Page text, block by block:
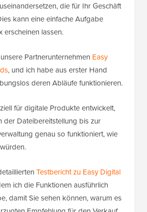
die für Ihr Geschäft
kann eine einfache Aufgabe
erscheinen lassen.
Partnerunternehmen Easy
, und ich habe aus erster Hand
deren Abläufe funktionieren.
für digitale Produkte entwickelt,
der Dateibereitstellung bis zur
genau so funktioniert, wie
Testbericht zu Easy Digital
ich die Funktionen ausführlich
damit Sie sehen können, warum es